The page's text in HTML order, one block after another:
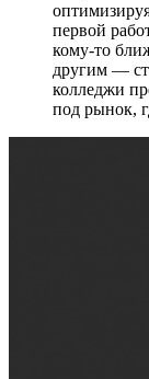
первой
кому-то
другим —
колледжи
под рынок,